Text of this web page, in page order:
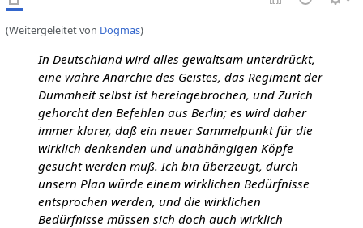
(Weitergeleitet von Dogmas)
In Deutschland wird alles gewaltsam unterdrückt,
eine wahre Anarchie des Geistes, das Regiment der
Dummheit selbst ist hereingebrochen, und Zürich
gehorcht den Befehlen aus Berlin; es wird daher
immer klarer, daß ein neuer Sammelpunkt für die
wirklich denkenden und unabhängigen Köpfe
gesucht werden muß. Ich bin überzeugt, durch
unsern Plan würde einem wirklichen Bedürfnisse
entsprochen werden, und die wirklichen
Bedürfnisse müssen sich doch auch wirklich